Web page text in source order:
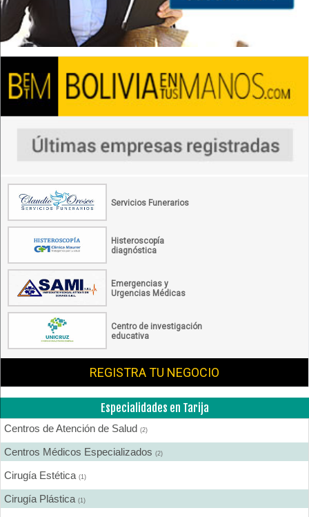
Servicios Funerarios
Histeroscopía
diagnóstica
Emergencias y
Urgencias Médicas
Centro de investigación
educativa
REGISTRA TU NEGOCIO
Especialidades en Tarija
Centros de Atención de Salud (2)
Centros Médicos Especializados (2)
Cirugía Estética (1)
Cirugía Plástica (1)